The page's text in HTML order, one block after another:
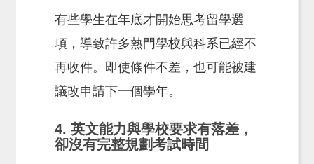
有些學生在年底才開始思考留學選
項，導致許多熱門學校與科系已經不
再收件。即使條件不差，也可能被建
議改申請下一個學年。
4. 英文能力與學校要求有落差，
卻沒有完整規劃考試時間